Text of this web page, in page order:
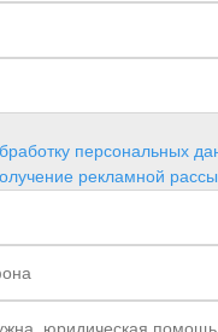
персональных
рекламной